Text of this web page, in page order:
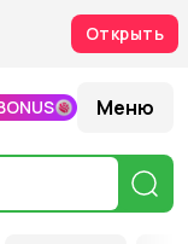
Открыть
Меню